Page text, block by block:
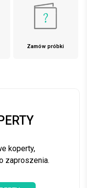
Zamów próbki
koperty,
zaproszenia.